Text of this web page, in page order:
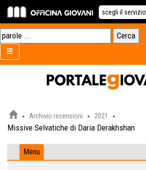
scegli il servizio
Archivio recensioni 2021
Missive Selvatiche di Daria Derakhshan
Menu